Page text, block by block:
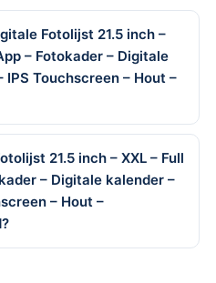
Fotolijst 21.5 inch –
– Fotokader – Digitale
IPS Touchscreen – Hout –
21.5 inch – XXL – Full
– Digitale kalender –
– Hout –